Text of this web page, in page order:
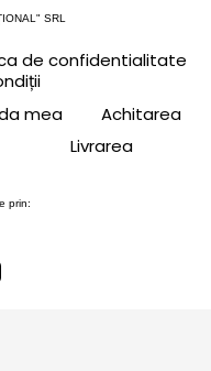
SRL
de confidentialitate
mea
Achitarea
Livrarea
prin: